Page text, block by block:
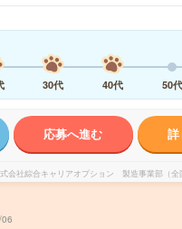
30代 40代 50代
応募へ進む 詳
会社綜合キャリアオプション 製造事業部（全